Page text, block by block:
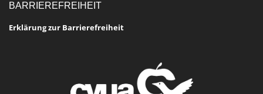
BARRIEREFREIHEIT
Erklärung zur Barrierefreiheit